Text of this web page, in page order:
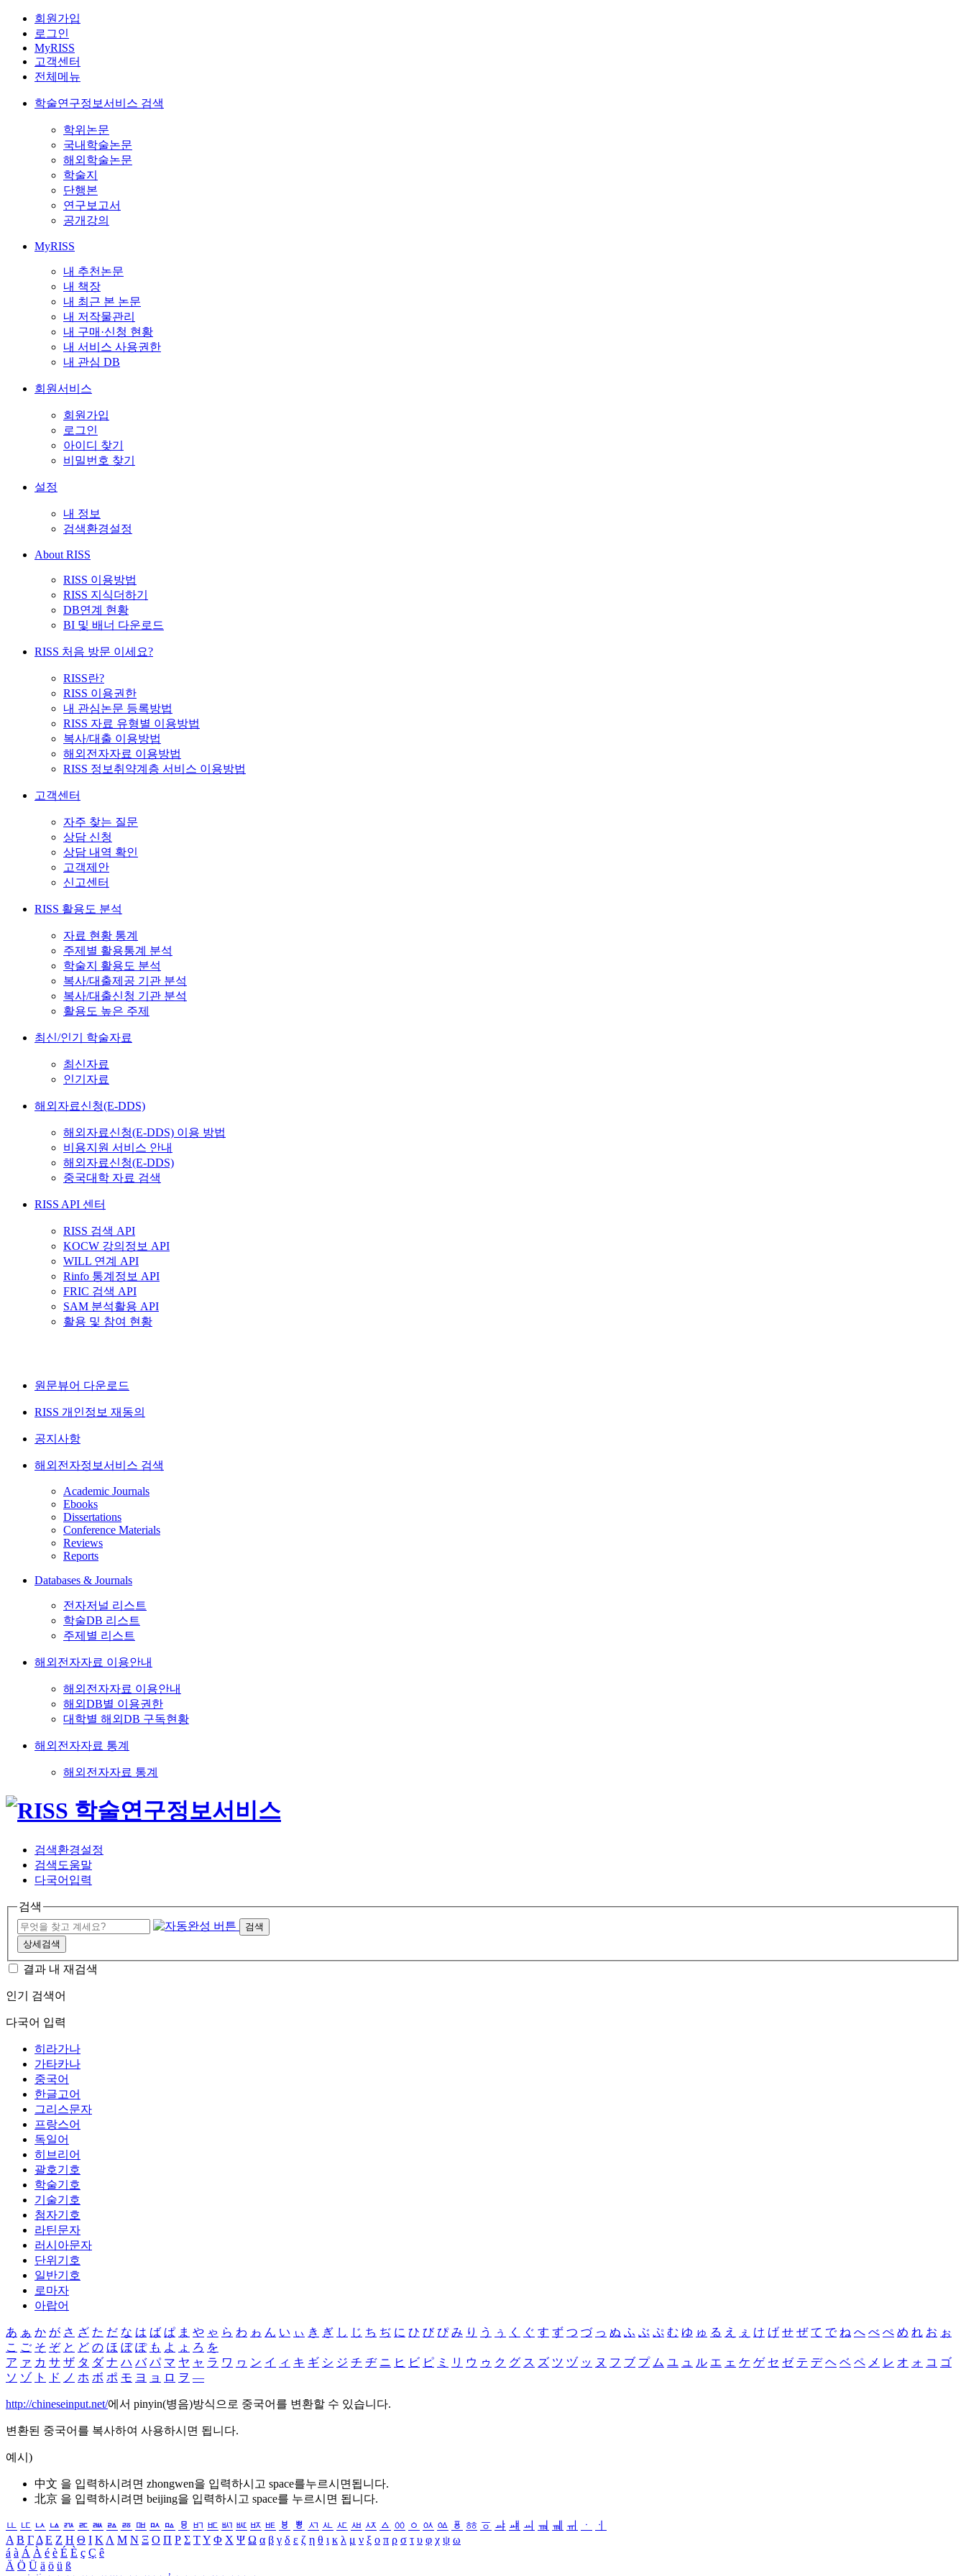
회원가입
로그인
MyRISS
고객센터
전체메뉴
학술연구정보서비스 검색
학위논문
국내학술논문
해외학술논문
학술지
단행본
연구보고서
공개강의
MyRISS
내 추천논문
내 책장
내 최근 본 논문
내 저작물관리
내 구매·신청 현황
내 서비스 사용권한
내 관심 DB
회원서비스
회원가입
로그인
아이디 찾기
비밀번호 찾기
설정
내 정보
검색환경설정
About RISS
RISS 이용방법
RISS 지식더하기
DB연계 현황
BI 및 배너 다운로드
RISS 처음 방문 이세요?
RISS란?
RISS 이용권한
내 관심논문 등록방법
RISS 자료 유형별 이용방법
복사/대출 이용방법
해외전자자료 이용방법
RISS 정보취약계층 서비스 이용방법
고객센터
자주 찾는 질문
상담 신청
상담 내역 확인
고객제안
신고센터
RISS 활용도 분석
자료 현황 통계
주제별 활용통계 분석
학술지 활용도 분석
복사/대출제공 기관 분석
복사/대출신청 기관 분석
활용도 높은 주제
최신/인기 학술자료
최신자료
인기자료
해외자료신청(E-DDS)
해외자료신청(E-DDS) 이용 방법
비용지원 서비스 안내
해외자료신청(E-DDS)
중국대학 자료 검색
RISS API 센터
RISS 검색 API
KOCW 강의정보 API
WILL 연계 API
Rinfo 통계정보 API
FRIC 검색 API
SAM 분석활용 API
활용 및 참여 현황
원문뷰어 다운로드
RISS 개인정보 재동의
공지사항
해외전자정보서비스 검색
Academic Journals
Ebooks
Dissertations
Conference Materials
Reviews
Reports
Databases & Journals
전자저널 리스트
학술DB 리스트
주제별 리스트
해외전자자료 이용안내
해외전자자료 이용안내
해외DB별 이용권한
대학별 해외DB 구독현황
해외전자자료 통계
해외전자자료 통계
검색환경설정
검색도움말
다국어입력
검색
검색
상세검색
결과 내 재검색
인기 검색어
다국어 입력
히라가나
가타카나
중국어
한글고어
그리스문자
프랑스어
독일어
히브리어
괄호기호
학술기호
기술기호
첨자기호
라틴문자
러시아문자
단위기호
일반기호
로마자
아랍어
あ ぁ か が さ ざ た だ な は ば ぱ ま や ゃ ら わ ゎ ん い ぃ き ぎ し じ ち ぢ に ひ び ぴ み り う ぅ く ぐ す ず つ づ っ ぬ ふ ぶ ぷ む ゆ ゅ る え ぇ け げ せ ぜ て で ね へ べ ぺ め れ お ぉ
こ ご そ ぞ と ど の ほ ぼ ぽ も よ ょ ろ を
ア ァ カ サ ザ タ ダ ナ ハ バ パ マ ヤ ャ ラ ワ ヮ ン イ ィ キ ギ シ ジ チ ヂ ニ ヒ ビ ピ ミ リ ウ ゥ ク グ ス ズ ツ ヅ ッ ヌ フ ブ プ ム ユ ュ ル エ ェ ケ ゲ セ ゼ テ デ ヘ ベ ペ メ レ オ ォ コ ゴ
ソ ゾ ト ド ノ ホ ボ ポ モ ヨ ョ ロ ヲ ―
http://chineseinput.net/에서 pinyin(병음)방식으로 중국어를 변환할 수 있습니다.
변환된 중국어를 복사하여 사용하시면 됩니다.
예시)
中文 을 입력하시려면 zhongwen을 입력하시고 space를누르시면됩니다.
北京 을 입력하시려면 beijing을 입력하시고 space를 누르시면 됩니다.
ㅥ ㅦ ㅧ ㅨ ㅩ ㅪ ㅫ ㅬ ㅭ ㅮ ㅯ ㅰ ㅱ ㅲ ㅳ ㅴ ㅵ ㅶ ㅷ ㅸ ㅹ ㅺ ㅻ ㅼ ㅽ ㅾ ㅿ ㆀ ㆁ ㆂ ㆃ ㆄ ㆅ ㆆ ㆇ ㆈ ㆉ ㆊ ㆋ ㆌ ㆍ
ㆎ
Α Β ΓΔ Ε Ζ Η Θ Ι ΚΛ Μ Ν Ξ Ο Π Ρ Σ ΤΥ Φ Χ Ψ Ω α β γ δ ε ζ η θ ι κ λ μ ν ξ ο π ρ σ τ υ φ χ ψ ω
á à Á À é è É È ç Ç ê
Ä Ö Ü ä ö ü ß